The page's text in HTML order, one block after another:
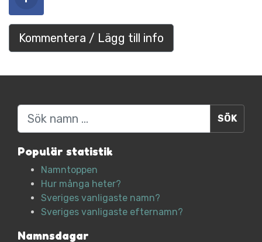
Kommentera / Lägg till info
Sök
Populär statistik
Namntoppen
Hur många heter?
Sveriges vanligaste namn?
Sveriges vanligaste efternamn?
Namnsdagar